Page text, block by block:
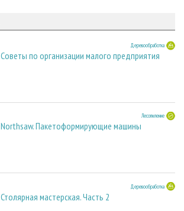
Деревообработка
Советы по организации малого предприятия
Лесопиление
Northsaw. Пакетоформирующие машины
Деревообработка
Столярная мастерская. Часть 2